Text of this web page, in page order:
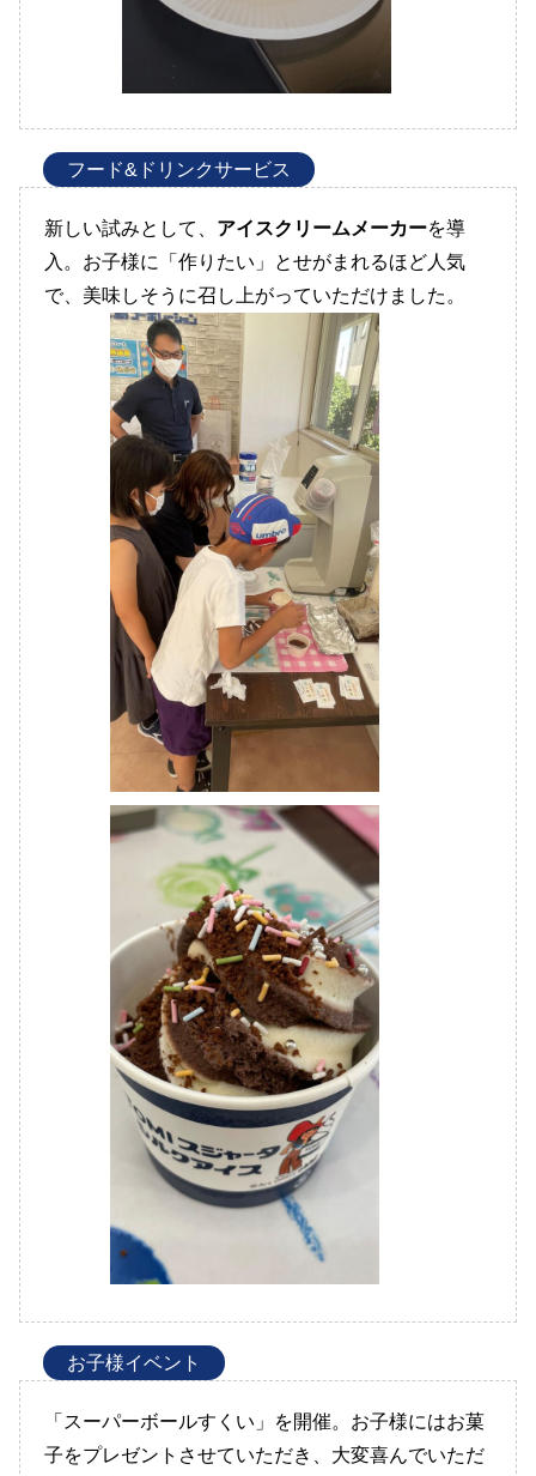
フード&ドリンクサービス
新しい試みとして、 アイスクリームメーカーを導
入。お子様に「作りたい」とせがまれるほど人気
で、美味しそうに召し上がっていただけました。
お子様イベント
「スーパーボールすくい」を開催。お子様にはお菓
子をプレゼントさせていただき、大変喜んでいただ